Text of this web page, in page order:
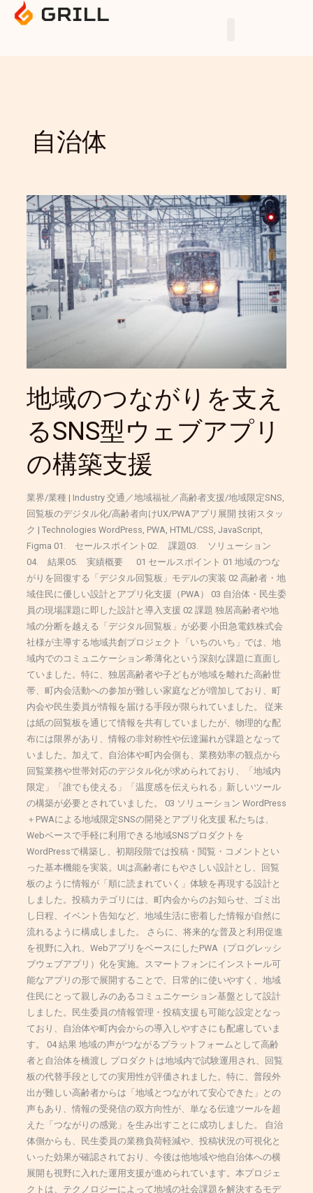
自治体
地域のつながりを支え
るSNS型ウェブアプリ
の構築支援
業界/業種 | Industry 交通／地域福祉／高齢者支援/地域限定SNS,
回覧板のデジタル化/高齢者向けUX/PWAアプリ展開 技術スタッ
ク | Technologies WordPress, PWA, HTML/CSS, JavaScript,
Figma 01. セールスポイント02. 課題03. ソリューション
04. 結果05. 実績概要 01 セールスポイント 01 地域のつな
がりを回復する「デジタル回覧板」モデルの実装 02 高齢者・地
域住民に優しい設計とアプリ化支援（PWA） 03 自治体・民生委
員の現場課題に即した設計と導入支援 02 課題 独居高齢者や地
域の分断を越える「デジタル回覧板」が必要 小田急電鉄株式会
社様が主導する地域共創プロジェクト「いちのいち」では、地
域内でのコミュニケーション希薄化という深刻な課題に直面し
ていました。特に、独居高齢者や子どもが地域を離れた高齢世
帯、町内会活動への参加が難しい家庭などが増加しており、町
内会や民生委員が情報を届ける手段が限られていました。 従来
は紙の回覧板を通じて情報を共有していましたが、物理的な配
布には限界があり、情報の非対称性や伝達漏れが課題となって
いました。加えて、自治体や町内会側も、業務効率の観点から
回覧業務や世帯対応のデジタル化が求められており、「地域内
限定」「誰でも使える」「温度感を伝えられる」新しいツール
の構築が必要とされていました。 03 ソリューション WordPress
＋PWAによる地域限定SNSの開発とアプリ化支援 私たちは、
Webベースで手軽に利用できる地域SNSプロダクトを
WordPressで構築し、初期段階では投稿・閲覧・コメントとい
った基本機能を実装。UIは高齢者にもやさしい設計とし、回覧
板のように情報が「順に読まれていく」体験を再現する設計と
しました。投稿カテゴリには、町内会からのお知らせ、ゴミ出
し日程、イベント告知など、地域生活に密着した情報が自然に
流れるように構成しました。 さらに、将来的な普及と利用促進
を視野に入れ、WebアプリをベースにしたPWA（プログレッシ
ブウェブアプリ）化を実施。スマートフォンにインストール可
能なアプリの形で展開することで、日常的に使いやすく、地域
住民にとって親しみのあるコミュニケーション基盤として設計
しました。民生委員の情報管理・投稿支援も可能な設定となっ
ており、自治体や町内会からの導入しやすさにも配慮していま
す。 04 結果 地域の声がつながるプラットフォームとして高齢
者と自治体を橋渡し プロダクトは地域内で試験運用され、回覧
板の代替手段としての実用性が評価されました。特に、普段外
出が難しい高齢者からは「地域とつながれて安心できた」との
声もあり、情報の受発信の双方向性が、単なる伝達ツールを超
えた「つながりの感覚」を生み出すことに成功しました。 自治
体側からも、民生委員の業務負荷軽減や、投稿状況の可視化と
いった効果が確認されており、今後は他地域や他自治体への横
展開も視野に入れた運用支援が進められています。本プロジェ
クトは、テクノロジーによって地域の社会課題を解決するモデ
地
域
の
つ
な
が
り
を
る
型
ェ
ブ
ア
プ
リ
の
構
援